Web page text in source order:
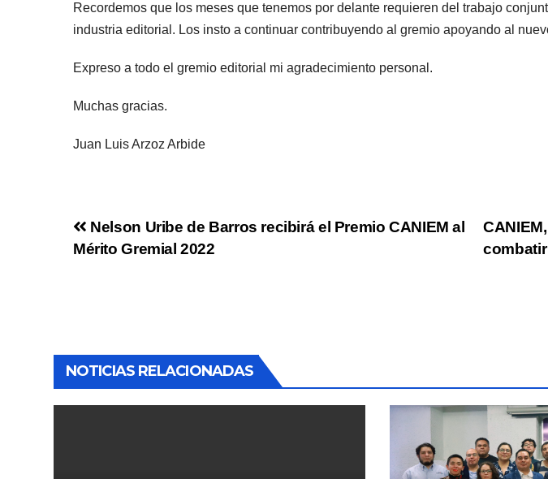
Recordemos que los meses que tenemos por delante requieren del trabajo
industria editorial. Los insto a continuar contribuyendo al gremio apoyando al
Expreso a todo el gremio editorial mi agradecimiento personal.
Muchas gracias.
Juan Luis Arzoz Arbide
Nelson Uribe de Barros recibirá el Premio CANIEM al
Mérito Gremial 2022
NOTICIAS RELACIONADAS